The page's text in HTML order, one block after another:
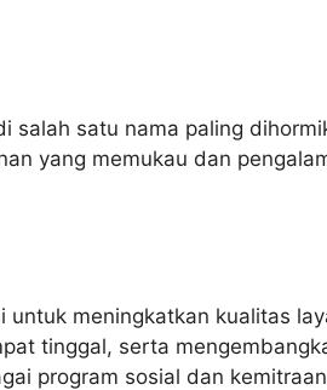
salah satu nama paling
yang memukau dan
untuk meningkatkan kualitas
tinggal, serta
program sosial dan